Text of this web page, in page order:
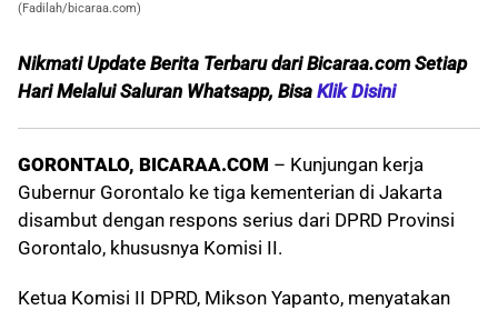
(Fadilah/bicaraa.com)
Nikmati Update Berita Terbaru dari Bicaraa.com Setiap
Hari Melalui Saluran Whatsapp, Bisa Klik Disini
GORONTALO, BICARAA.COM – Kunjungan kerja
Gubernur Gorontalo ke tiga kementerian di Jakarta
disambut dengan respons serius dari DPRD Provinsi
Gorontalo, khususnya Komisi II.
Ketua Komisi II DPRD, Mikson Yapanto, menyatakan